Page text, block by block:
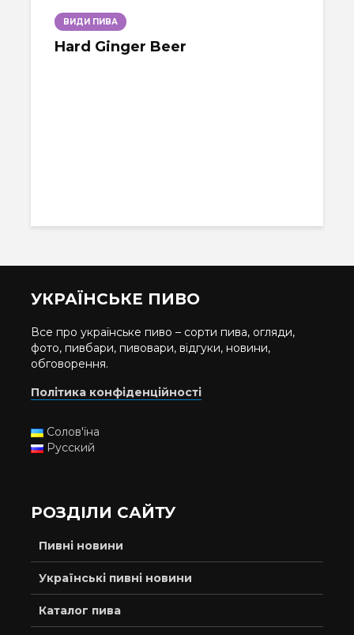
ВИДИ ПИВА
Hard Ginger Beer
УКРАЇНСЬКЕ ПИВО
Все про українське пиво – сорти пива, огляди,
фото, пивбари, пивовари, відгуки, новини,
обговорення.
Політика конфіденційності
Солов'їна
Русский
РОЗДІЛИ САЙТУ
Пивні новини
Українські пивні новини
Каталог пива